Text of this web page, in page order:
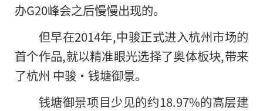
办G20峰会之后慢慢出现的。
但早在2014年,中骏正式进入杭州市场的
首个作品,就以精准眼光选择了奥体板块,带来
了杭州 中骏·钱塘御景。
钱塘御景项目少见的约18.97%的高层建